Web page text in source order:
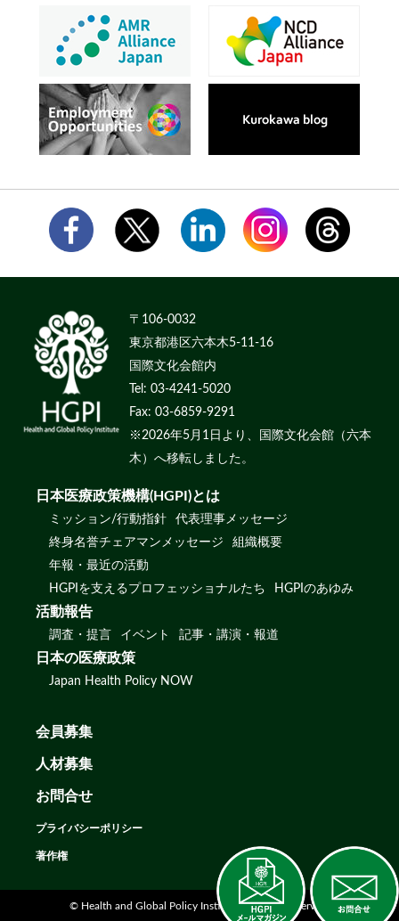
〒106-0032
東京都港区六本木5-11-16
国際文化会館内
Tel: 03-4241-5020
Fax: 03-6859-9291
※2026年5月1日より、国際文化会館（六本
木）へ移転しました。
日本医療政策機構(HGPI)とは
ミッション/行動指針
代表理事メッセージ
終身名誉チェアマンメッセージ
組織概要
年報・最近の活動
HGPIを支えるプロフェッショナルたち
HGPIのあゆみ
活動報告
調査・提言 イベント 記事・講演・報道
日本の医療政策
Japan Health Policy NOW
会員募集
人材募集
お問合せ
プライバシーポリシー
著作権
© Health and Global Policy Institute. All rights reserved.